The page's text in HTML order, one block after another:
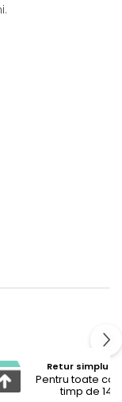
Retur simplu și
Pentru toate
timp de 14